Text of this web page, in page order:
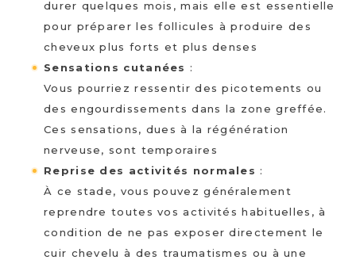
durer quelques mois, mais elle est essentielle
pour préparer les follicules à produire des
cheveux plus forts et plus denses
Sensations cutanées :
Vous pourriez ressentir des picotements ou
des engourdissements dans la zone greffée.
Ces sensations, dues à la régénération
nerveuse, sont temporaires
Reprise des activités normales :
À ce stade, vous pouvez généralement
reprendre toutes vos activités habituelles, à
condition de ne pas exposer directement le
cuir chevelu à des traumatismes ou à une